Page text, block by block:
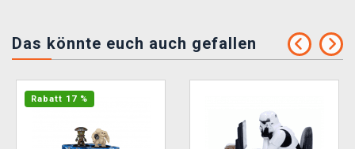
Das könnte euch auch gefallen
Rabatt 17 %